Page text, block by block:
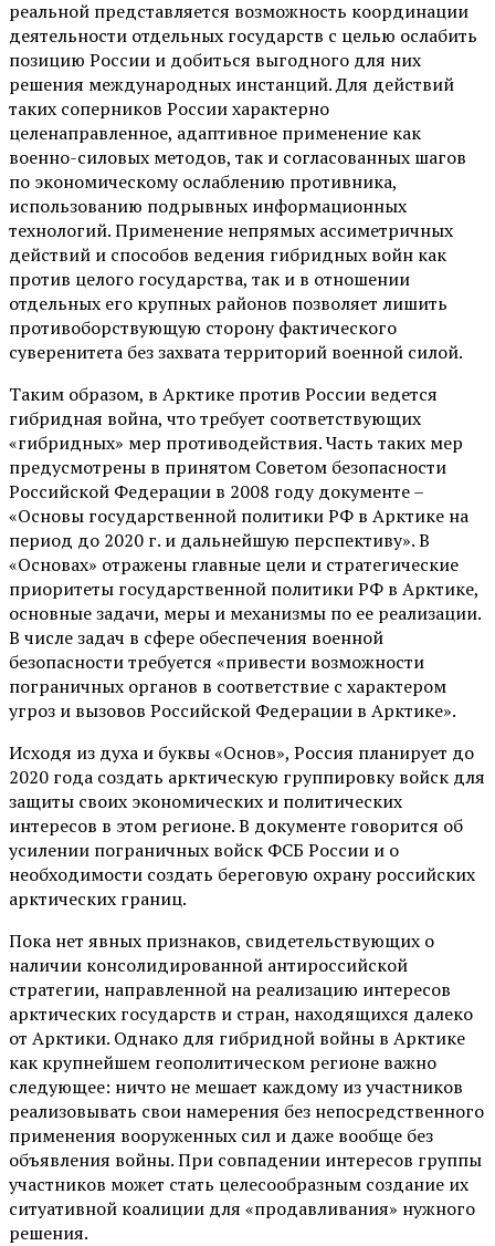
реальной представляется возможность координации
деятельности отдельных государств с целью ослабить
позицию России и добиться выгодного для них
решения международных инстанций. Для действий
таких соперников России характерно
целенаправленное, адаптивное применение как
военно-силовых методов, так и согласованных шагов
по экономическому ослаблению противника,
использованию подрывных информационных
технологий. Применение непрямых ассиметричных
действий и способов ведения гибридных войн как
против целого государства, так и в отношении
отдельных его крупных районов позволяет лишить
противоборствующую сторону фактического
суверенитета без захвата территорий военной силой.
Таким образом, в Арктике против России ведется
гибридная война, что требует соответствующих
«гибридных» мер противодействия. Часть таких мер
предусмотрены в принятом Советом безопасности
Российской Федерации в 2008 году документе –
«Основы государственной политики РФ в Арктике на
период до 2020 г. и дальнейшую перспективу». В
«Основах» отражены главные цели и стратегические
приоритеты государственной политики РФ в Арктике,
основные задачи, меры и механизмы по ее реализации.
В числе задач в сфере обеспечения военной
безопасности требуется «привести возможности
пограничных органов в соответствие с характером
угроз и вызовов Российской Федерации в Арктике».
Исходя из духа и буквы «Основ», Россия планирует до
2020 года создать арктическую группировку войск для
защиты своих экономических и политических
интересов в этом регионе. В документе говорится об
усилении пограничных войск ФСБ России и о
необходимости создать береговую охрану российских
арктических границ.
Пока нет явных признаков, свидетельствующих о
наличии консолидированной антироссийской
стратегии, направленной на реализацию интересов
арктических государств и стран, находящихся далеко
от Арктики. Однако для гибридной войны в Арктике
как крупнейшем геополитическом регионе важно
следующее: ничто не мешает каждому из участников
реализовывать свои намерения без непосредственного
применения вооруженных сил и даже вообще без
объявления войны. При совпадении интересов группы
участников может стать целесообразным создание их
ситуативной коалиции для «продавливания» нужного
решения.